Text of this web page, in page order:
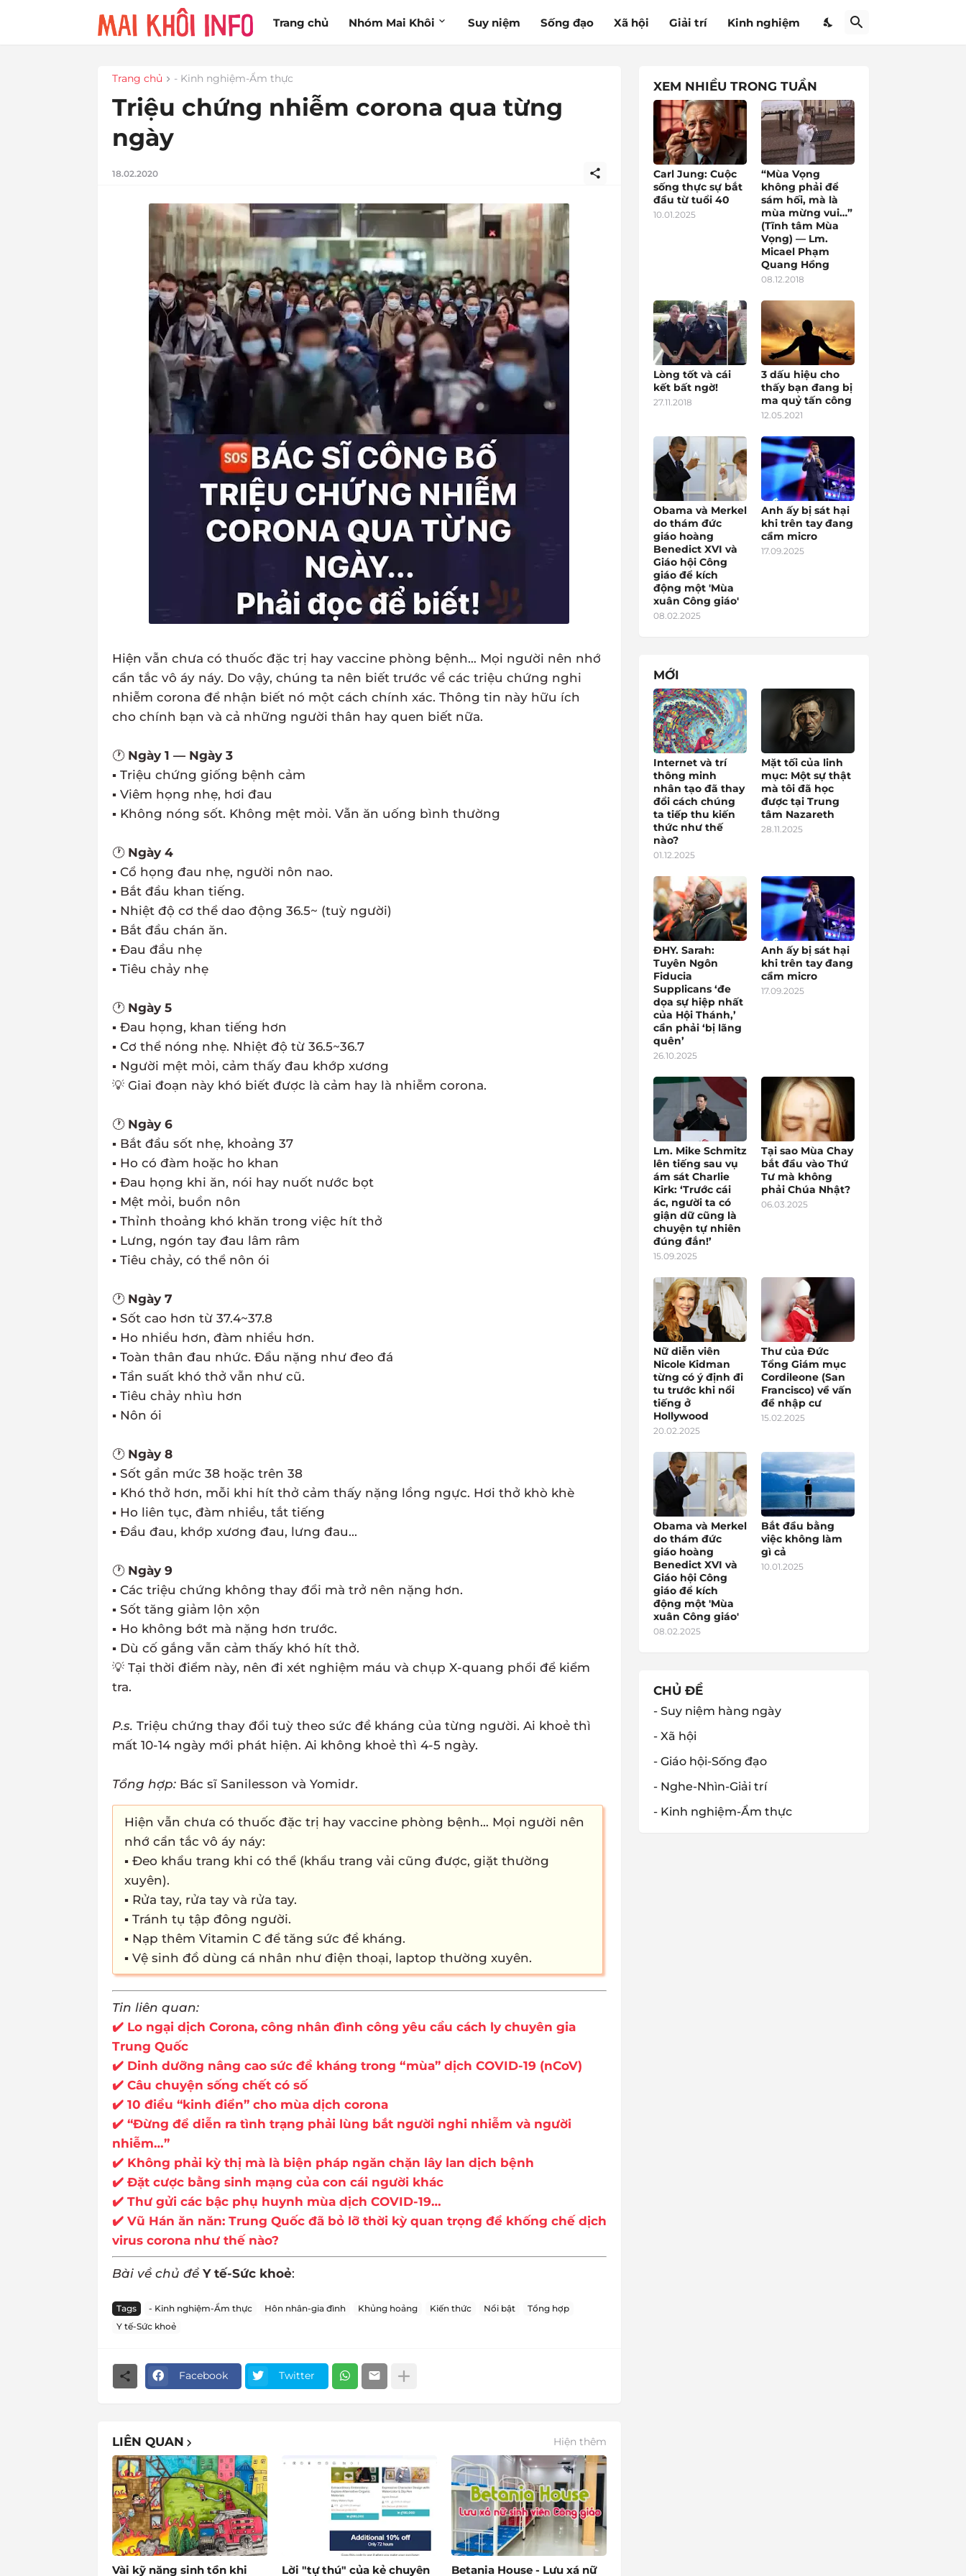
Trang chủ Nhóm Mai Khôi Suy niệm Sống đạo Xã hội Giải trí Kinh nghiệm
Trang chủ - Kinh nghiệm-Ẩm thực
Triệu chứng nhiễm corona qua từng
ngày
18.02.2020
Hiện vẫn chưa có thuốc đặc trị hay vaccine phòng bệnh… Mọi người nên nhớ
cẩn tắc vô áy náy. Do vậy, chúng ta nên biết trước về các triệu chứng nghi
nhiễm corona để nhận biết nó một cách chính xác. Thông tin này hữu ích
cho chính bạn và cả những người thân hay quen biết nữa.
🕐 Ngày 1 — Ngày 3
▪ Triệu chứng giống bệnh cảm
▪ Viêm họng nhẹ, hơi đau
▪ Không nóng sốt. Không mệt mỏi. Vẫn ăn uống bình thường
🕐 Ngày 4
▪ Cổ họng đau nhẹ, người nôn nao.
▪ Bắt đầu khan tiếng.
▪ Nhiệt độ cơ thể dao động 36.5~ (tuỳ người)
▪ Bắt đầu chán ăn.
▪ Đau đầu nhẹ
▪ Tiêu chảy nhẹ
🕐 Ngày 5
▪ Đau họng, khan tiếng hơn
▪ Cơ thể nóng nhẹ. Nhiệt độ từ 36.5~36.7
▪ Người mệt mỏi, cảm thấy đau khớp xương
💡 Giai đoạn này khó biết được là cảm hay là nhiễm corona.
🕐 Ngày 6
▪ Bắt đầu sốt nhẹ, khoảng 37
▪ Ho có đàm hoặc ho khan
▪ Đau họng khi ăn, nói hay nuốt nước bọt
▪ Mệt mỏi, buồn nôn
▪ Thỉnh thoảng khó khăn trong việc hít thở
▪ Lưng, ngón tay đau lâm râm
▪ Tiêu chảy, có thể nôn ói
🕐 Ngày 7
▪ Sốt cao hơn từ 37.4~37.8
▪ Ho nhiều hơn, đàm nhiều hơn.
▪ Toàn thân đau nhức. Đầu nặng như đeo đá
▪ Tần suất khó thở vẫn như cũ.
▪ Tiêu chảy nhìu hơn
▪ Nôn ói
🕐 Ngày 8
▪ Sốt gần mức 38 hoặc trên 38
▪ Khó thở hơn, mỗi khi hít thở cảm thấy nặng lồng ngực. Hơi thở khò khè
▪ Ho liên tục, đàm nhiều, tắt tiếng
▪ Đầu đau, khớp xương đau, lưng đau...
🕐 Ngày 9
▪ Các triệu chứng không thay đổi mà trở nên nặng hơn.
▪ Sốt tăng giảm lộn xộn
▪ Ho không bớt mà nặng hơn trước.
▪ Dù cố gắng vẫn cảm thấy khó hít thở.
💡 Tại thời điểm này, nên đi xét nghiệm máu và chụp X-quang phổi để kiểm
tra.
P.s. Triệu chứng thay đổi tuỳ theo sức đề kháng của từng người. Ai khoẻ thì
mất 10-14 ngày mới phát hiện. Ai không khoẻ thì 4-5 ngày.
Tổng hợp:Bác sĩ Sanilesson và Yomidr.
Hiện vẫn chưa có thuốc đặc trị hay vaccine phòng bệnh… Mọi người nên
nhớ cẩn tắc vô áy náy:
▪ Đeo khẩu trang khi có thể (khẩu trang vải cũng được, giặt thường
xuyên).
▪ Rửa tay, rửa tay và rửa tay.
▪ Tránh tụ tập đông người.
▪ Nạp thêm Vitamin C để tăng sức đề kháng.
▪ Vệ sinh đồ dùng cá nhân như điện thoại, laptop thường xuyên.
Tin liên quan:
✔️ Lo ngại dịch Corona, công nhân đình công yêu cầu cách ly chuyên gia
Trung Quốc
✔️ Dinh dưỡng nâng cao sức đề kháng trong “mùa” dịch COVID-19 (nCoV)
✔️ Câu chuyện sống chết có số
✔️ 10 điều “kinh điển” cho mùa dịch corona
✔️ “Đừng để diễn ra tình trạng phải lùng bắt người nghi nhiễm và người
nhiễm…”
✔️ Không phải kỳ thị mà là biện pháp ngăn chặn lây lan dịch bệnh
✔️ Đặt cược bằng sinh mạng của con cái người khác
✔️ Thư gửi các bậc phụ huynh mùa dịch COVID-19…
✔️ Vũ Hán ăn năn: Trung Quốc đã bỏ lỡ thời kỳ quan trọng để khống chế dịch
virus corona như thế nào?
Bài về chủ đề Y tế-Sức khoẻ:
Tags - Kinh nghiệm-Ẩm thực Hôn nhân-gia đình Khủng hoảng Kiến thức Nổi bật
Tổng hợp
Y tế-Sức khoẻ
Facebook Twitter
LIÊN QUAN Hiện thêm
Vài kỹ năng sinh tồn khi Lời "tự thú" của kẻ chuyên Betania House - Lưu xá nữ
XEM NHIỀU TRONG TUẦN
Carl Jung: Cuộc
sống thực sự bắt
đầu từ tuổi 40
10.01.2025
“Mùa Vọng
không phải để
sám hối, mà là
mùa mừng vui…”
(Tĩnh tâm Mùa
Vọng) — Lm.
Micael Phạm
Quang Hồng
08.12.2018
Lòng tốt và cái
kết bất ngờ!
27.11.2018
3 dấu hiệu cho
thấy bạn đang bị
ma quỷ tấn công
12.05.2021
Obama và Merkel
do thám đức
giáo hoàng
Benedict XVI và
Giáo hội Công
giáo để kích
động một 'Mùa
xuân Công giáo'
08.02.2025
Anh ấy bị sát hại
khi trên tay đang
cầm micro
17.09.2025
MỚI
Internet và trí
thông minh
nhân tạo đã thay
đổi cách chúng
ta tiếp thu kiến
thức như thế
nào?
01.12.2025
Mặt tối của linh
mục: Một sự thật
mà tôi đã học
được tại Trung
tâm Nazareth
28.11.2025
ĐHY. Sarah:
Tuyên Ngôn
Fiducia
Supplicans ‘đe
dọa sự hiệp nhất
của Hội Thánh,’
cần phải ‘bị lãng
quên’
26.10.2025
Anh ấy bị sát hại
khi trên tay đang
cầm micro
17.09.2025
Lm. Mike Schmitz
lên tiếng sau vụ
ám sát Charlie
Kirk: ‘Trước cái
ác, người ta có
giận dữ cũng là
chuyện tự nhiên
đúng đắn!’
15.09.2025
Tại sao Mùa Chay
bắt đầu vào Thứ
Tư mà không
phải Chúa Nhật?
06.03.2025
Nữ diễn viên
Nicole Kidman
từng có ý định đi
tu trước khi nổi
tiếng ở
Hollywood
20.02.2025
Thư của Đức
Tổng Giám mục
Cordileone (San
Francisco) về vấn
đề nhập cư
15.02.2025
Obama và Merkel
do thám đức
giáo hoàng
Benedict XVI và
Giáo hội Công
giáo để kích
động một 'Mùa
xuân Công giáo'
08.02.2025
Bắt đầu bằng
việc không làm
gì cả
10.01.2025
CHỦ ĐỀ
- Suy niệm hàng ngày
- Xã hội
- Giáo hội-Sống đạo
- Nghe-Nhìn-Giải trí
- Kinh nghiệm-Ẩm thực